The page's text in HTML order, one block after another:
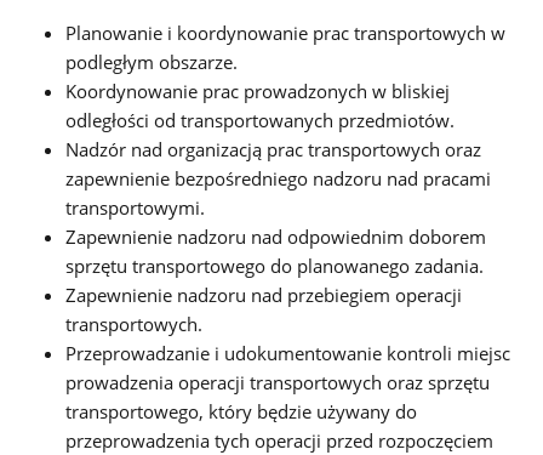
Planowanie i koordynowanie prac transportowych w
podległym obszarze.
Koordynowanie prac prowadzonych w bliskiej
odległości od transportowanych przedmiotów.
Nadzór nad organizacją prac transportowych oraz
zapewnienie bezpośredniego nadzoru nad pracami
transportowymi.
Zapewnienie nadzoru nad odpowiednim doborem
sprzętu transportowego do planowanego zadania.
Zapewnienie nadzoru nad przebiegiem operacji
transportowych.
Przeprowadzanie i udokumentowanie kontroli miejsc
prowadzenia operacji transportowych oraz sprzętu
transportowego, który będzie używany do
przeprowadzenia tych operacji przed rozpoczęciem